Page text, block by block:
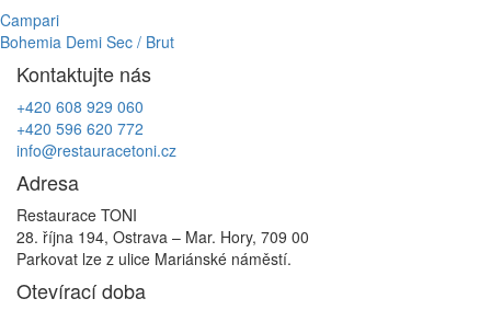
Navigace
pro
příspěvek
Campari
Bohemia Demi Sec / Brut
Kontaktujte nás
+420 608 929 060
+420 596 620 772
info@restauracetoni.cz
Adresa
Restaurace TONI
28. října 194, Ostrava – Mar. Hory, 709 00
Parkovat lze z ulice Mariánské náměstí.
Otevírací doba